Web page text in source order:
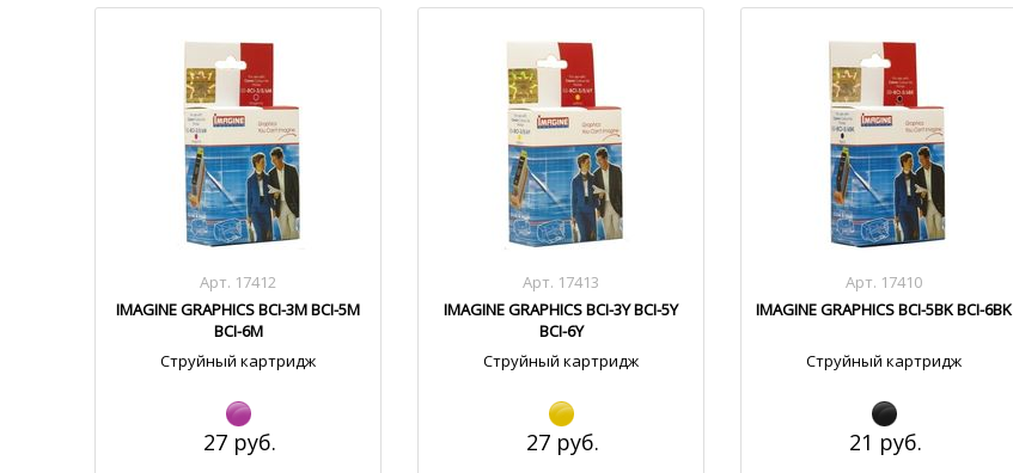
Арт. 17412
IMAGINE GRAPHICS BCI-3M BCI-5M
BCI-6M
Струйный картридж
27 руб.
Арт. 17413
IMAGINE GRAPHICS BCI-3Y BCI-5Y
BCI-6Y
Струйный картридж
27 руб.
Арт. 17410
IMAGINE GRAPHICS BCI-5BK BCI-6BK
Струйный картридж
21 руб.